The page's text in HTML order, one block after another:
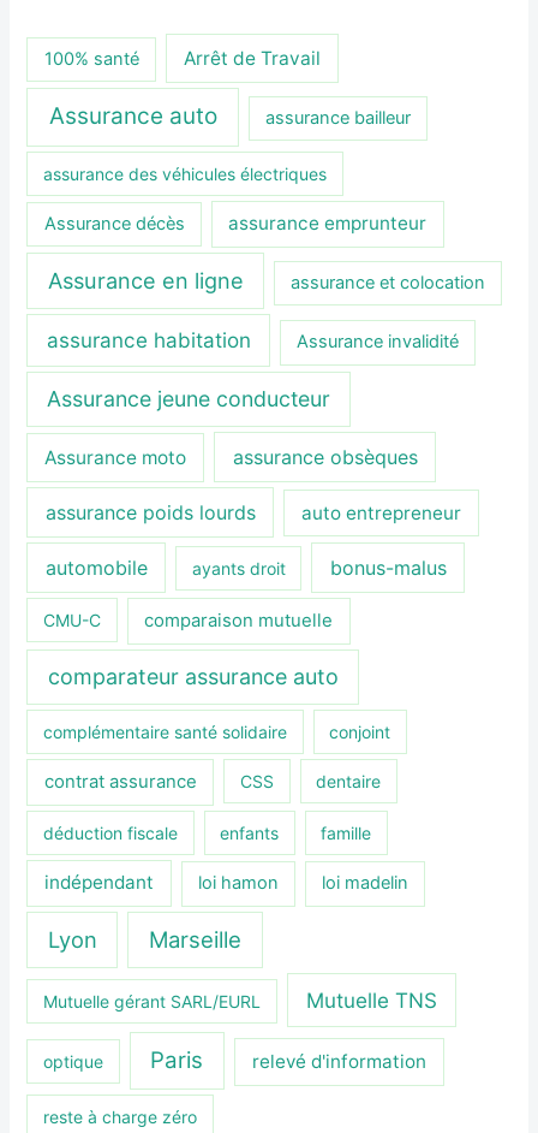
100% santé Arrêt de Travail
Assurance auto assurance bailleur
assurance des véhicules électriques
Assurance décès assurance emprunteur
Assurance en ligne assurance et colocation
assurance habitation Assurance invalidité
Assurance jeune conducteur
Assurance moto assurance obsèques
assurance poids lourds auto entrepreneur
automobile ayants droit bonus-malus
CMU-C comparaison mutuelle
comparateur assurance auto
complémentaire santé solidaire conjoint
contrat assurance CSS dentaire
déduction fiscale enfants famille
indépendant loi hamon loi madelin
Lyon Marseille
Mutuelle gérant SARL/EURL Mutuelle TNS
optique Paris relevé d'information
reste à charge zéro